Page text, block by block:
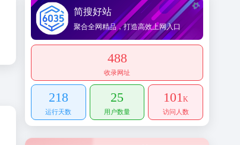
简搜好站
聚合全网精品，打造高效上网入口
488
收录网址
218
运行天数
25
用户数量
101K
访问人数